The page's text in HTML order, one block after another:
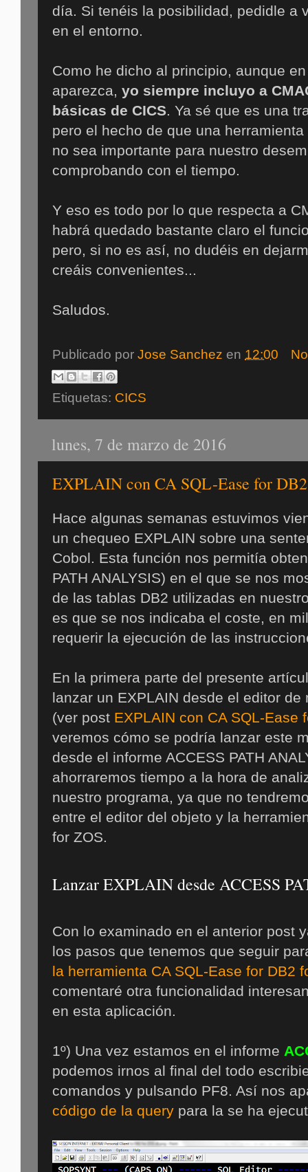
día. Si tenéis la posibilidad, pedidle a
en el entorno.
Como he dicho al principio, aunque
aparezca, yo siempre incluyo a
básicas de CICS. Ya sé que es una
pero el hecho de que una
no sea importante para nuestro
comprobando con el tiempo.
Y eso es todo por lo que respecta a
habrá quedado bastante claro el
pero, si no es así, no dudéis en
creáis convenientes...
Saludos.
Publicado por Jose Sanchez en 12:00
Etiquetas: CICS
lunes, 7 de marzo de 2016
EXPLAIN con CA SQL-Ease for
Hace algunas semanas estuvimos
un chequeo EXPLAIN sobre una
Cobol. Esta función nos permitía
PATH ANALYSIS) en el que se nos
de las tablas DB2 utilizadas en
es que se nos indicaba el coste, en
requerir la ejecución de las
En la primera parte del presente
lanzar un EXPLAIN desde el editor
(ver post EXPLAIN con CA SQL-Ease
veremos cómo se podría lanzar este
desde el informe ACCESS PATH
ahorraremos tiempo a la hora de
nuestro programa, ya que no
entre el editor del objeto y la
for ZOS.
Lanzar EXPLAIN desde ACCESS
Con lo examinado en el anterior post
los pasos que tenemos que seguir
la herramienta CA SQL-Ease for DB2
comentaré otra funcionalidad
en esta aplicación.
1º) Una vez estamos en el informe
podemos irnos al final del todo
comandos y pulsando PF8. Así nos
código de la query para la se ha